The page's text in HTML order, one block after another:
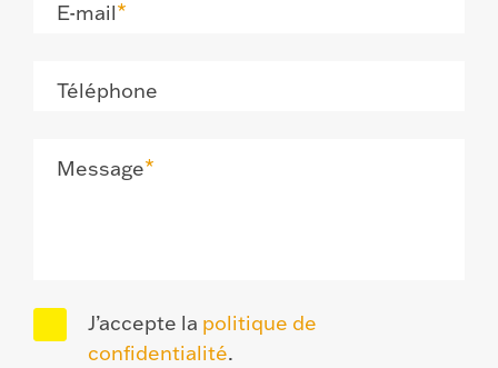
E-mail
Téléphone
Message
J’accepte la politique de
confidentialité.